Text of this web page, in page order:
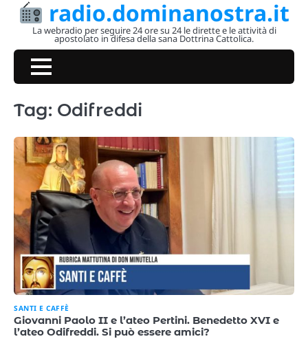
Skip
radio.dominanostra.it
La webradio per seguire 24 ore su 24 le dirette e le attività di
apostolato in difesa della sana Dottrina Cattolica.
Tag: Odifreddi
SANTI E CAFFÈ
Giovanni Paolo II e l’ateo Pertini. Benedetto XVI e
l’ateo Odifreddi. Si può essere amici?